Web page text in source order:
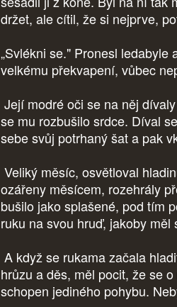
držet, ale cítil, že si nejprve,
„Svlékni se." Pronesl
velkému překvapení, vůbec
Její modré oči se na něj
se mu rozbušilo srdce. Díval
sebe svůj potrhaný šat a pak
Veliký měsíc, osvětloval
ozářeny měsícem, rozehrály
bušilo jako splašené, pod tím
ruku na svou hruď, jakoby
A když se rukama začala
hrůzu a děs, měl pocit, že se
schopen jediného pohybu.